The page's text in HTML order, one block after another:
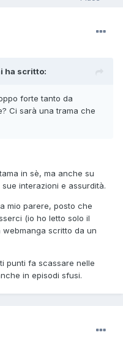
ha scritto:
forte tanto da
Ci sarà una trama che
in sè, ma anche su
interazioni e assurdità.
mio parere, posto che
(io ho letto solo il
scritto da un
punti fa scassare nelle
in episodi sfusi.